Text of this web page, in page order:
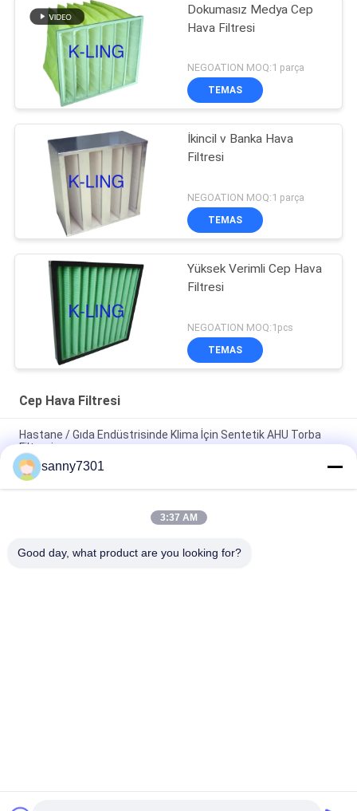
Dokumasız Medya Cep
Hava Filtresi
NEGOATION MOQ:1 parça
TEMAS
İkincil v Banka Hava
Filtresi
NEGOATION MOQ:1 parça
TEMAS
Yüksek Verimli Cep Hava
Filtresi
NEGOATION MOQ:1pcs
TEMAS
Cep Hava Filtresi
Hastane / Gıda Endüstrisinde Klima İçin Sentetik AHU Torba
Filtresi
HVAC Sistemi Cam Elyaf Çok Cepli Hava Filtresi F6 - F8 Sera İçin
Verimlilik
Endüstriyel Kompakt Hava Filtresi / Ticari HVAC Derin Pileli
sanny7301
3:37 AM
Good day, what product are you looking for?